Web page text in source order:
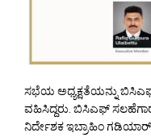
ಸಭೆಯ ಅಧ್ಯಕ್ಷತೆಯನ್ನು
ವಹಿಸಿದ್ದರು. ಬಿಸಿಎಫ್
ನಿರ್ದೇಶಕ ಇಬ್ರಾಹಿಂ